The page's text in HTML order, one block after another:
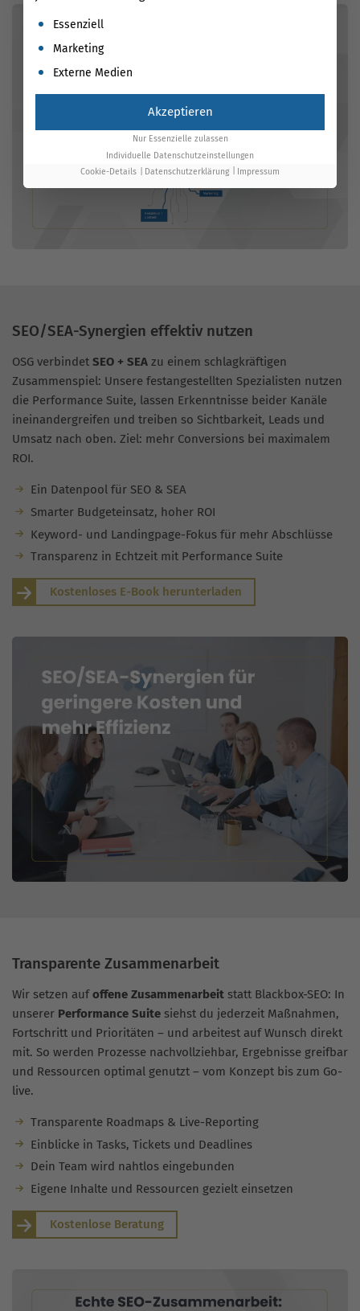
SEO/SEA-Synergien effektiv nutzen
OSG verbindet SEO + SEA zu einem schlagkräftigen
Zusammenspiel: Unsere festangestellten Spezialisten nutzen
die Performance Suite, lassen Erkenntnisse beider Kanäle
ineinandergreifen und treiben so Sichtbarkeit, Leads und
Umsatz nach oben. Ziel: mehr Conversions bei maximalem
ROI.
Ein Datenpool für SEO & SEA
Smarter Budgeteinsatz, hoher ROI
Keyword- und Landingpage-Fokus für mehr Abschlüsse
Transparenz in Echtzeit mit Performance Suite
Kostenloses E-Book herunterladen
Transparente Zusammenarbeit
Wir setzen aufoffene Zusammenarbeit statt Blackbox-SEO: In
unserer Performance Suite siehst du jederzeit Maßnahmen,
Fortschritt und Prioritäten – und arbeitest auf Wunsch direkt
mit. So werden Prozesse nachvollziehbar, Ergebnisse greifbar
und Ressourcen optimal genutzt – vom Konzept bis zum Go-
live.
Transparente Roadmaps & Live-Reporting
Einblicke in Tasks, Tickets und Deadlines
Dein Team wird nahtlos eingebunden
Eigene Inhalte und Ressourcen gezielt einsetzen
Kostenlose Beratung
Es folgt eine Liste der Service-Gruppen, für die eine
Essenziell
Marketing
Externe Medien
Akzeptieren
Nur Essenzielle zulassen
Individuelle Datenschutzeinstellungen
Cookie-Details
Datenschutzerklärung Impressum